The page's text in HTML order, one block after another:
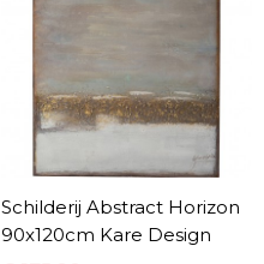
Schilderij Abstract Horizon
90x120cm Kare Design